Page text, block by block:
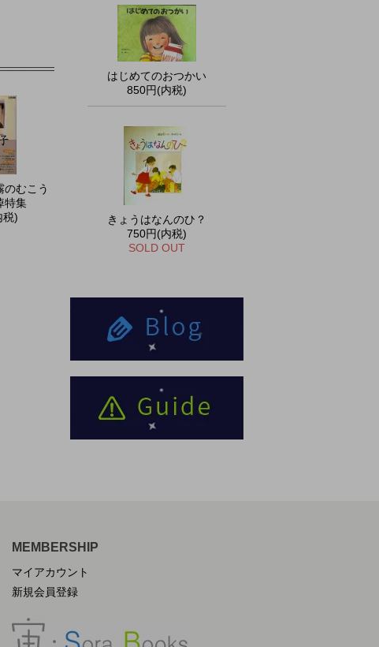
むこう
特集
税)
はじめてのおつかい
850円(内税)
きょうはなんのひ？
750円(内税)
SOLD OUT
MEMBERSHIP
マイアカウント
新規会員登録